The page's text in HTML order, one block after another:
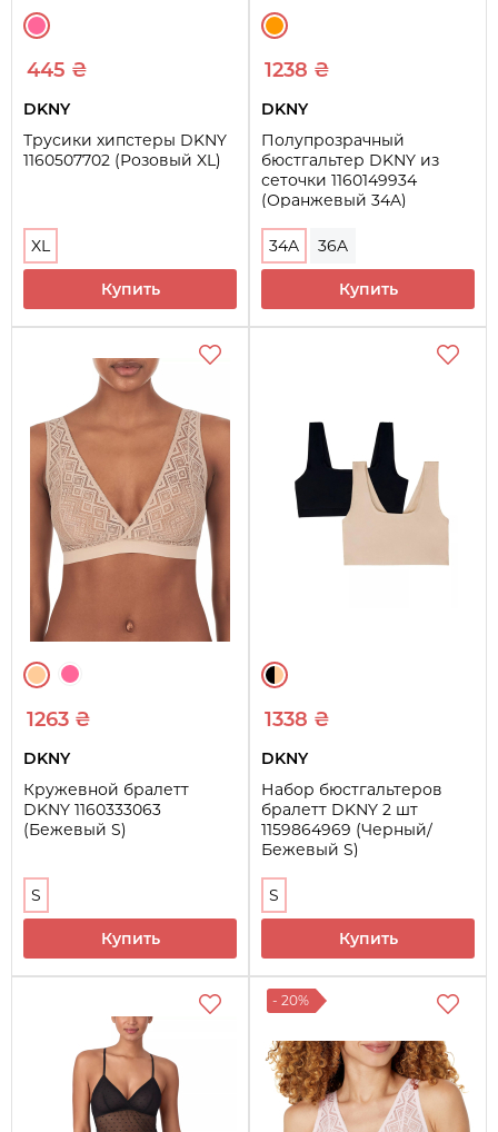
445 ₴
DKNY
Трусики хипстеры DKNY
1160507702 (Розовый XL)
XL
Купить
1238 ₴
DKNY
Полупрозрачный
бюстгальтер DKNY из
сеточки 1160149934
(Оранжевый 34A)
34A 36A
Купить
1263 ₴
DKNY
Кружевной бралетт
DKNY 1160333063
(Бежевый S)
S
Купить
1338 ₴
DKNY
Набор бюстгальтеров
бралетт DKNY 2 шт
1159864969 (Черный/
Бежевый S)
S
Купить
- 20%